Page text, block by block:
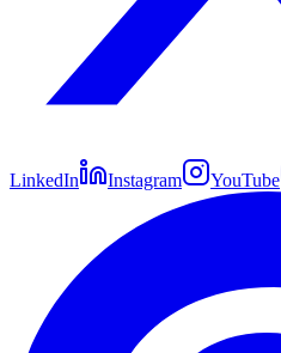
LinkedIn Instagram YouTube